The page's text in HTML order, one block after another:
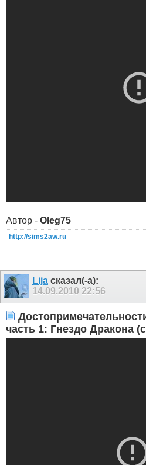
Автор - Oleg75
http://sims2aw.ru
Lija сказал(-а):
14.09.2010 22:56
часть 1: Гнездо Дракона